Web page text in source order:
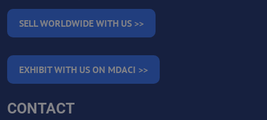
SELL WORLDWIDE WITH US >>
EXHIBIT WITH US ON MDACI >>
CONTACT